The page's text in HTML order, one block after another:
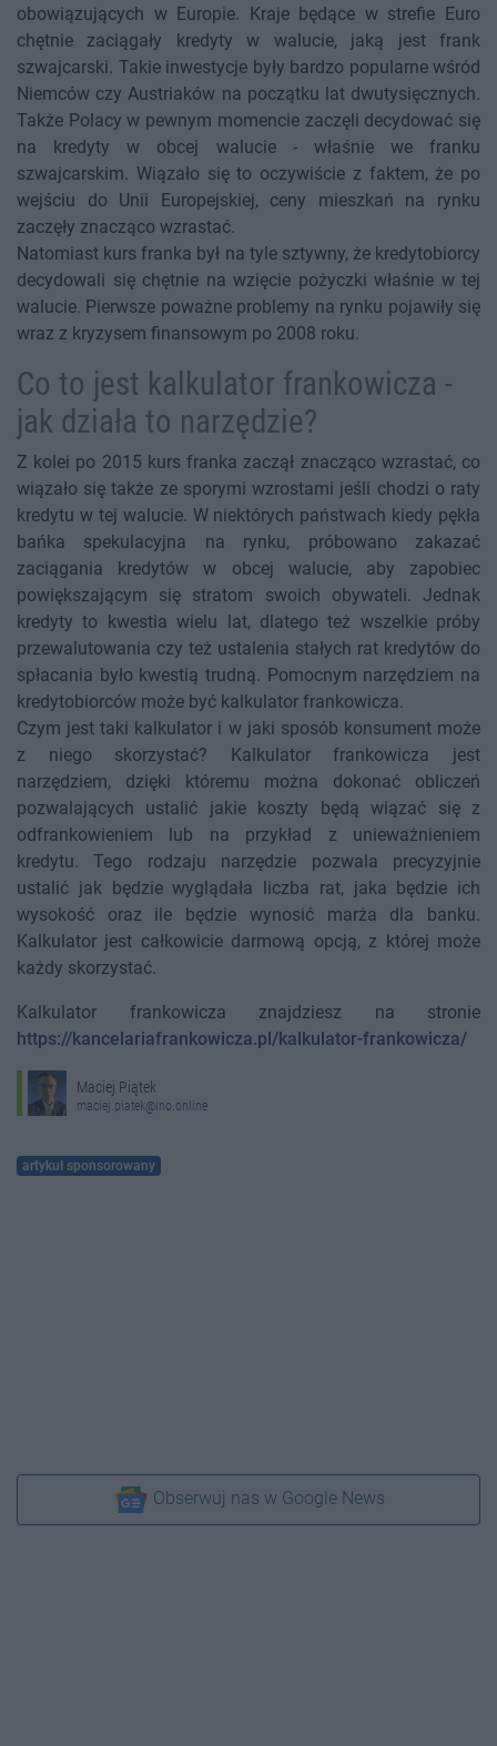
obowiązujących w Europie. Kraje będące w strefie Euro
chętnie zaciągały kredyty w walucie, jaką jest frank
szwajcarski. Takie inwestycje były bardzo popularne wśród
Niemców czy Austriaków na początku lat dwutysięcznych.
Także Polacy w pewnym momencie zaczęli decydować się
na kredyty w obcej walucie - właśnie we franku
szwajcarskim. Wiązało się to oczywiście z faktem, że po
wejściu do Unii Europejskiej, ceny mieszkań na rynku
zaczęły znacząco wzrastać.
Natomiast kurs franka był na tyle sztywny, że kredytobiorcy
decydowali się chętnie na wzięcie pożyczki właśnie w tej
walucie. Pierwsze poważne problemy na rynku pojawiły się
wraz z kryzysem finansowym po 2008 roku.
Co to jest kalkulator frankowicza -
jak działa to narzędzie?
Z kolei po 2015 kurs franka zaczął znacząco wzrastać, co
wiązało się także ze sporymi wzrostami jeśli chodzi o raty
kredytu w tej walucie. W niektórych państwach kiedy pękła
bańka spekulacyjna na rynku, próbowano zakazać
zaciągania kredytów w obcej walucie, aby zapobiec
powiększającym się stratom swoich obywateli. Jednak
kredyty to kwestia wielu lat, dlatego też wszelkie próby
przewalutowania czy też ustalenia stałych rat kredytów do
spłacania było kwestią trudną. Pomocnym narzędziem na
kredytobiorców może być kalkulator frankowicza.
Czym jest taki kalkulator i w jaki sposób konsument może
z niego skorzystać? Kalkulator frankowicza jest
narzędziem, dzięki któremu można dokonać obliczeń
pozwalających ustalić jakie koszty będą wiązać się z
odfrankowieniem lub na przykład z unieważnieniem
kredytu. Tego rodzaju narzędzie pozwala precyzyjnie
ustalić jak będzie wyglądała liczba rat, jaka będzie ich
wysokość oraz ile będzie wynosić marża dla banku.
Kalkulator jest całkowicie darmową opcją, z której może
każdy skorzystać.
Kalkulator frankowicza znajdziesz na stronie
https://kancelariafrankowicza.pl/kalkulator-frankowicza/
Maciej Piątek
maciej.piatek@ino.online
artykuł sponsorowany
Obserwuj nas w Google News